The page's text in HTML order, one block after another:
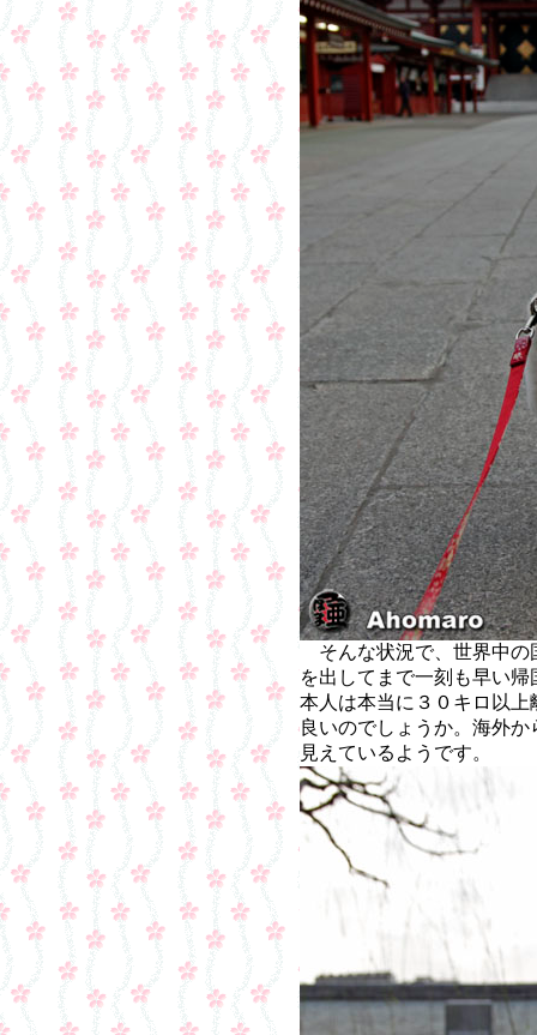
そんな状況で、世界中の
を出してまで一刻も早い
本人は本当に３０キロ以
良いのでしょうか。海外
見えているようです。